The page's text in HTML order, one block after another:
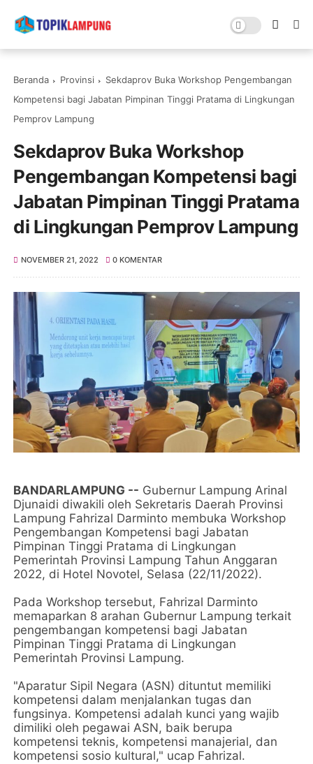
Beranda Provinsi
Sekdaprov Buka Workshop Pengembangan
Kompetensi bagi Jabatan Pimpinan Tinggi Pratama di Lingkungan
Pemprov Lampung
Sekdaprov Buka Workshop
Pengembangan Kompetensi bagi
Jabatan Pimpinan Tinggi Pratama
di Lingkungan Pemprov Lampung
NOVEMBER 21, 2022 0 KOMENTAR
BANDARLAMPUNG -- Gubernur Lampung Arinal
Djunaidi diwakili oleh Sekretaris Daerah Provinsi
Lampung Fahrizal Darminto membuka Workshop
Pengembangan Kompetensi bagi Jabatan
Pimpinan Tinggi Pratama di Lingkungan
Pemerintah Provinsi Lampung Tahun Anggaran
2022, di Hotel Novotel, Selasa (22/11/2022).
Pada Workshop tersebut, Fahrizal Darminto
memaparkan 8 arahan Gubernur Lampung terkait
pengembangan kompetensi bagi Jabatan
Pimpinan Tinggi Pratama di Lingkungan
Pemerintah Provinsi Lampung.
"Aparatur Sipil Negara (ASN) dituntut memiliki
kompetensi dalam menjalankan tugas dan
fungsinya. Kompetensi adalah kunci yang wajib
dimiliki oleh pegawai ASN, baik berupa
kompetensi teknis, kompetensi manajerial, dan
kompetensi sosio kultural," ucap Fahrizal.